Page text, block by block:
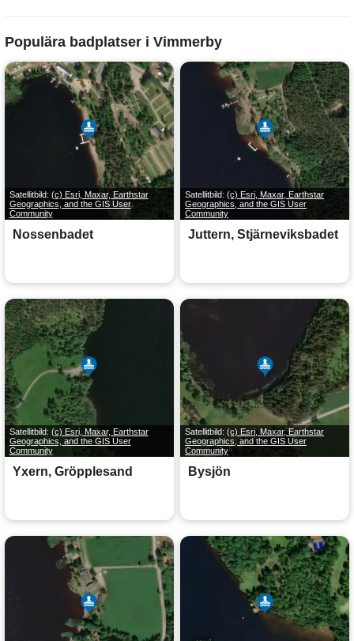
Populära badplatser i Vimmerby
Satellitbild: (c) Esri, Maxar, Earthstar
Geographics, and the GIS User
Community
Nossenbadet
Satellitbild: (c) Esri, Maxar, Earthstar
Geographics, and the GIS User
Community
Juttern, Stjärneviksbadet
Satellitbild: (c) Esri, Maxar, Earthstar
Geographics, and the GIS User
Community
Yxern, Gröpplesand
Satellitbild: (c) Esri, Maxar, Earthstar
Geographics, and the GIS User
Community
Bysjön